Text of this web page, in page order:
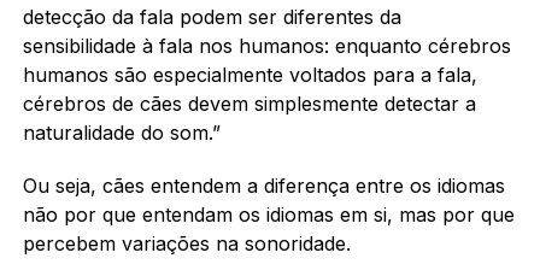
detecção da fala podem ser diferentes da
sensibilidade à fala nos humanos: enquanto cérebros
humanos são especialmente voltados para a fala,
cérebros de cães devem simplesmente detectar a
naturalidade do som.”
Ou seja, cães entendem a diferença entre os idiomas
não por que entendam os idiomas em si, mas por que
percebem variações na sonoridade.